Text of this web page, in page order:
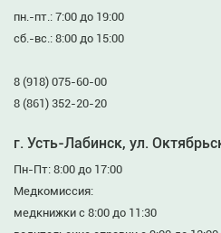
пн.-пт.: 7:00 до 19:00
сб.-вс.: 8:00 до 15:00
8 (918) 075-60-00
8 (861) 352-20-20
г. Усть-Лабинск, ул.
Пн-Пт: 8:00 до 17:00
Медкомиссия:
медкнижки с 8:00 до 11:30